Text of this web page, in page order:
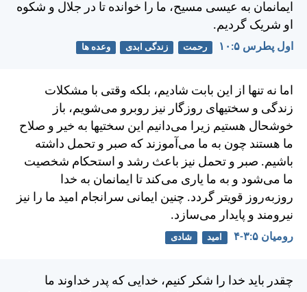
ايمانمان به عيسی مسيح، ما را خوانده تا در جلال و شكوه
او شريک گرديم.
اول پطرس ۵:‏۱۰ رحمت زندگی ابدی وعده ها
اما نه تنها از اين بابت شاديم، بلكه وقتی با مشكلات
زندگی و سختیهای روزگار نيز روبرو می‌شويم، باز
خوشحال هستيم زيرا می‌دانيم اين سختیها به خير و صلاح
ما هستند چون به ما می‌آموزند كه صبر و تحمل داشته
باشيم. صبر و تحمل نيز باعث رشد و استحكام شخصيت
ما می‌شود و به ما ياری می‌كند تا ايمانمان به خدا
روز‌به‌روز قویتر گردد. چنين ايمانی سرانجام اميد ما را نيز
نيرومند و پايدار می‌سازد.
رومیان ۵:‏۳-‏۴ امید شادی
چقدر بايد خدا را شكر كنيم، خدايی كه پدر خداوند ما